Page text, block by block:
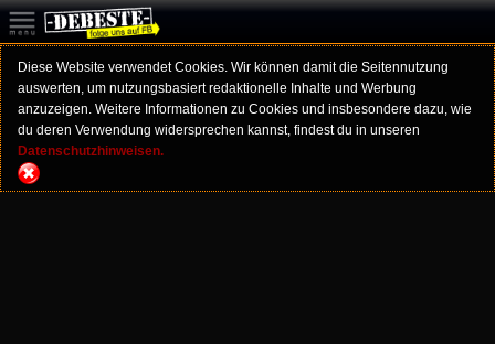
Diese Website verwendet Cookies. Wir können damit die Seitennutzung
auswerten, um nutzungsbasiert redaktionelle Inhalte und Werbung
anzuzeigen. Weitere Informationen zu Cookies und insbesondere dazu, wie
du deren Verwendung widersprechen kannst, findest du in unseren
Datenschutzhinweisen.